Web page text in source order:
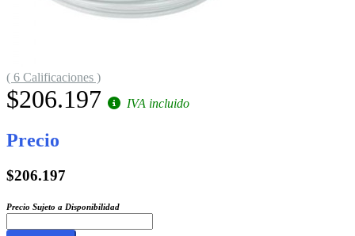
( 6 Calificaciones )
$206.197 IVA incluido
Precio
$206.197
Precio Sujeto a Disponibilidad